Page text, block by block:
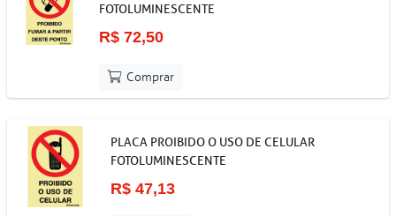
FOTOLUMINESCENTE
R$ 72,50
Comprar
PLACA PROIBIDO O USO DE CELULAR
FOTOLUMINESCENTE
R$ 47,13